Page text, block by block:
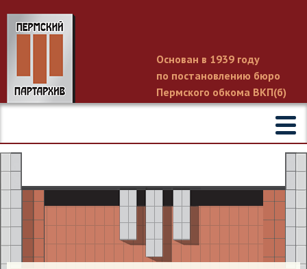
Основан в 1939 году
по постановлению бюро
Пермского обкома ВКП(б)